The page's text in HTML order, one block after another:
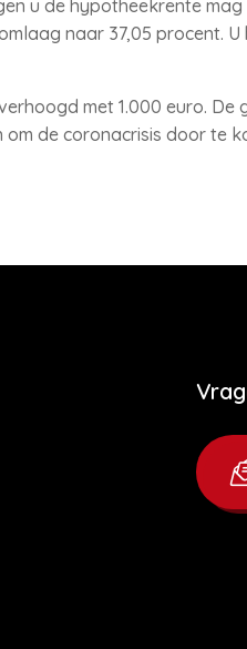
u de hypotheekrente mag
naar 37,05 procent. U
met 1.000 euro. De
de coronacrisis door te